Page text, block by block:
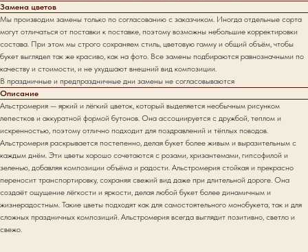
Замена цветов
Мы производим замены только по согласованию с заказчиком. Иногда отдельные сорта
могут отличаться от поставки к поставке, поэтому возможны небольшие корректировки
состава. При этом мы строго сохраняем стиль, цветовую гамму и общий объём, чтобы
букет выглядел так же красиво, как на фото. Все замены подбираются равнозначными по
качеству и стоимости, и не ухудшают внешний вид композиции.
В праздничные и предпраздничные дни замены не согласовываются
Описание
Альстромерия — яркий и лёгкий цветок, который выделяется необычным рисунком
лепестков и аккуратной формой бутонов. Она ассоциируется с дружбой, теплом и
искренностью, поэтому отлично подходит для поздравлений и тёплых поводов.
Альстромерия раскрывается постепенно, делая букет более живым и выразительным с
каждым днём. Эти цветы хорошо сочетаются с розами, хризантемами, гипсофилой и
зеленью, добавляя композиции объёма и радости. Альстромерия стойкая и прекрасно
переносит транспортировку, сохраняя свежий вид даже при длительной дороге. Она
создаёт ощущение лёгкости и яркости, делая любой букет более динамичным и
жизнерадостным. Такие цветы подходят как для самостоятельного монобукета, так и для
сложных праздничных композиций. Альстромерия всегда выглядит позитивно, светло и
свежо.